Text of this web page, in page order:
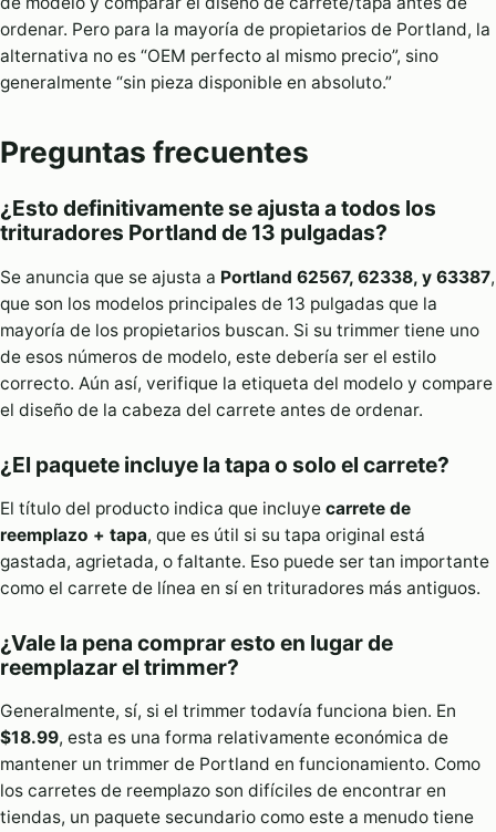
ordenar. Pero para la mayoría de propietarios de Portland, la
alternativa no es “OEM perfecto al mismo precio”, sino
generalmente “sin pieza disponible en absoluto.”
Preguntas frecuentes
¿Esto definitivamente se ajusta a todos los
trituradores Portland de 13 pulgadas?
Se anuncia que se ajusta a Portland 62567, 62338, y 63387,
que son los modelos principales de 13 pulgadas que la
mayoría de los propietarios buscan. Si su trimmer tiene uno
de esos números de modelo, este debería ser el estilo
correcto. Aún así, verifique la etiqueta del modelo y compare
el diseño de la cabeza del carrete antes de ordenar.
¿El paquete incluye la tapa o solo el carrete?
El título del producto indica que incluye carrete de
reemplazo + tapa, que es útil si su tapa original está
gastada, agrietada, o faltante. Eso puede ser tan importante
como el carrete de línea en sí en trituradores más antiguos.
¿Vale la pena comprar esto en lugar de
reemplazar el trimmer?
Generalmente, sí, si el trimmer todavía funciona bien. En
$18.99, esta es una forma relativamente económica de
mantener un trimmer de Portland en funcionamiento. Como
los carretes de reemplazo son difíciles de encontrar en
tiendas, un paquete secundario como este a menudo tiene